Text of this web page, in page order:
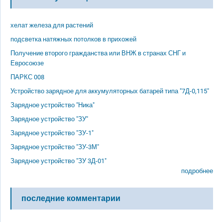
хелат железа для растений
подсветка натяжных потолков в прихожей
Получение второго гражданства или ВНЖ в странах СНГ и
Евросоюзе
ПАРКС 008
Устройство зарядное для аккумуляторных батарей типа "7Д-0,115"
Зарядное устройство "Ника"
Зарядное устройство "ЗУ"
Зарядное устройство "ЗУ-1"
Зарядное устройство "ЗУ-3М"
Зарядное устройство "ЗУ 3Д-01"
подробнее
последние комментарии